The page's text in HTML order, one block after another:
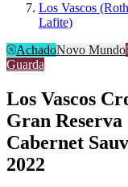
Los Vascos
Lafite)
AchadoNovo Mundo
Guarda
Los Vascos
Gran Reserva
Cabernet
2022